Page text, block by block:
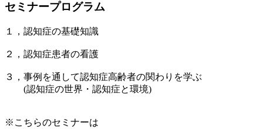
セミナープログラム
１，認知症の基礎知識
２，認知症患者の看護
３，事例を通して認知症高齢者の関わりを学ぶ
(認知症の世界・認知症と環境)
※こちらのセミナーは